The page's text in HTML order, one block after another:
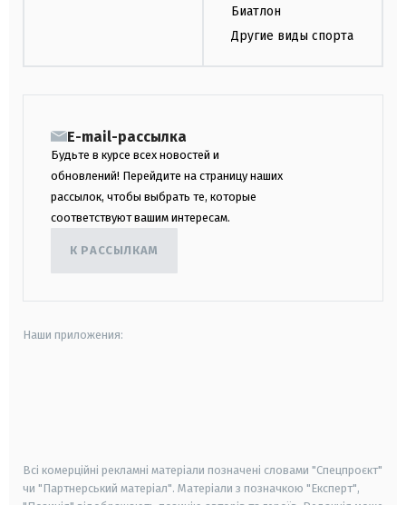
Биатлон
Другие виды спорта
E-mail-рассылка
Будьте в курсе всех новостей и
обновлений! Перейдите на страницу наших
рассылок, чтобы выбрать те, которые
соответствуют вашим интересам.
К РАССЫЛКАМ
Наши приложения:
Всі комерційні рекламні матеріали позначені словами "Спецпроєкт"
чи "Партнерський матеріал". Матеріали з позначкою "Експерт",